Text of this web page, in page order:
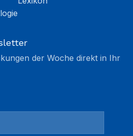
der Woche direkt in Ihr